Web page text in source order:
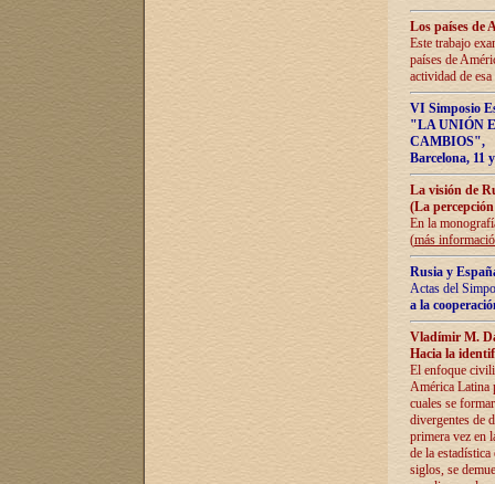
Los países de
Este trabajo
países de
actividad de
VI Simposio
"LA UNIÓN
CAMBIOS",
Barcelona, 11
La visión de
(La
En la
(más
Rusia y
Actas del
a la
Vladímir M.
Hacia la
El enfoque
América Latina
cuales se
divergentes de
primera vez en
de la
siglos, se